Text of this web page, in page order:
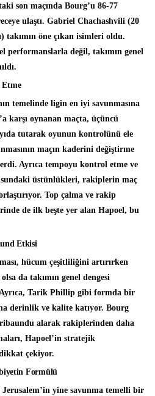
son maçında Bourg’u 86-77
ulaştı. Gabriel Chachashvili (20
takımın öne çıkan isimleri oldu.
performanslarla değil, takımın genel
Etme
temelinde ligin en iyi savunmasına
karşı oynanan maçta, üçüncü
tutarak oyunun kontrolünü ele
maçın kaderini değiştirme
Ayrıca tempoyu kontrol etme ve
üstünlükleri, rakiplerin maç
Top çalma ve rakip
de ilk beşte yer alan Hapoel, bu
Etkisi
hücum çeşitliliğini artırırken
da takımın genel dengesi
Ayrıca, Tarik Phillip gibi formda bir
derinlik ve kalite katıyor. Bourg
ribaundu alarak rakiplerinden daha
Hapoel’in stratejik
çekiyor.
Formülü
yine savunma temelli bir